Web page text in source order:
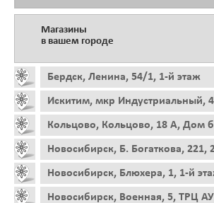
Магазины
в вашем городе
Бердск, Ленина, 54/1, 1-й этаж
Искитим, мкр Индустриальный,
Кольцово, Кольцово, 18 А, Дом
Новосибирск, Б. Богаткова, 221,
Новосибирск, Блюхера, 1, 1-й
Новосибирск, Военная, 5, ТРЦ